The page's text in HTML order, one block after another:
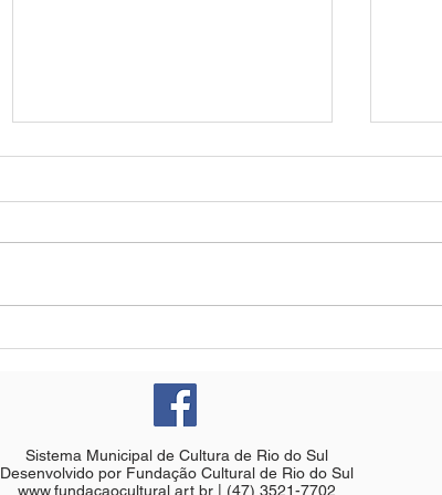
inscrições em Rio do Sul
Sistema Municipal de Cultura de Rio do Sul
Desenvolvido por Fundação Cultural de Rio do Sul
www.fundacaocultural.art.br | (47) 3521-7702